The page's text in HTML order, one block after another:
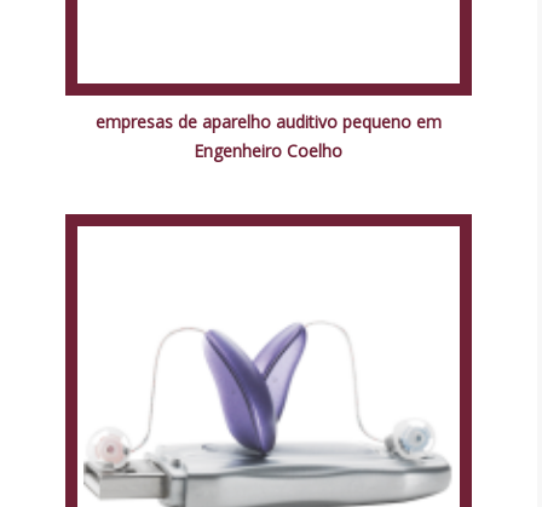
empresas de aparelho auditivo pequeno em
Engenheiro Coelho